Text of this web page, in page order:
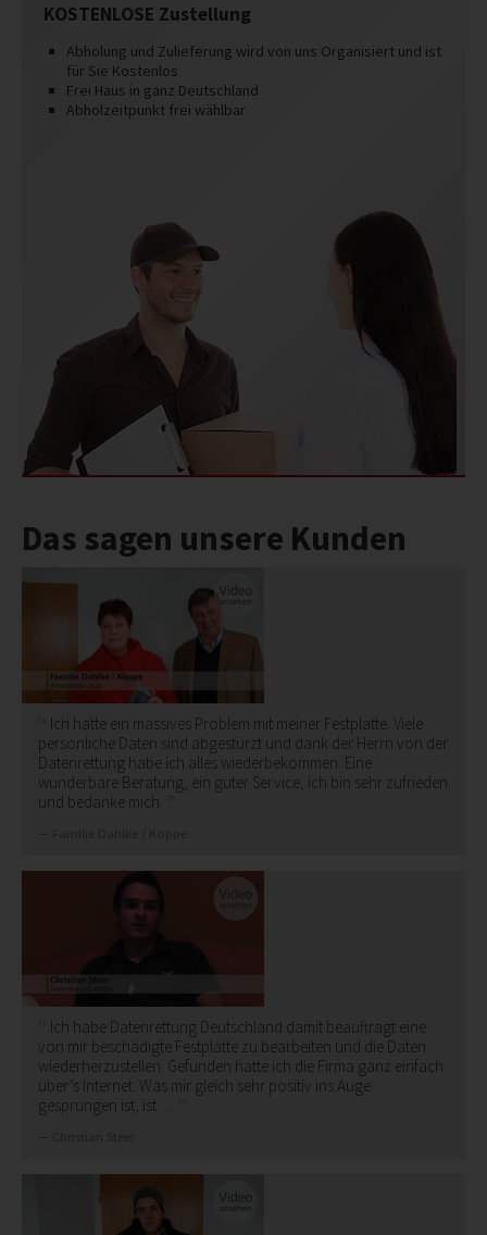
KOSTENLOSE Zustellung
Abholung und Zulieferung wird von uns Organisiert und ist
für Sie Kostenlos
Frei Haus in ganz Deutschland
Abholzeitpunkt frei wählbar
Das sagen unsere Kunden
Ich hatte ein massives Problem mit meiner Festplatte. Viele
persönliche Daten sind abgestürzt und dank der Herrn von der
Datenrettung habe ich alles wiederbekommen. Eine
wunderbare Beratung, ein guter Service, ich bin sehr zufrieden
und bedanke mich.
Ich habe Datenrettung Deutschland damit beauftragt eine
von mir beschädigte Festplatte zu bearbeiten und die Daten
wiederherzustellen. Gefunden hatte ich die Firma ganz einfach
über’s Internet. Was mir gleich sehr positiv ins Auge
gesprungen ist, ist …